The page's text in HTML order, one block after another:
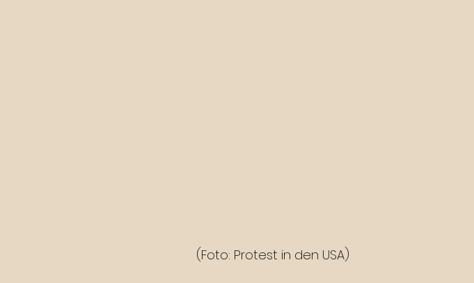
(Foto: Protest in den USA)